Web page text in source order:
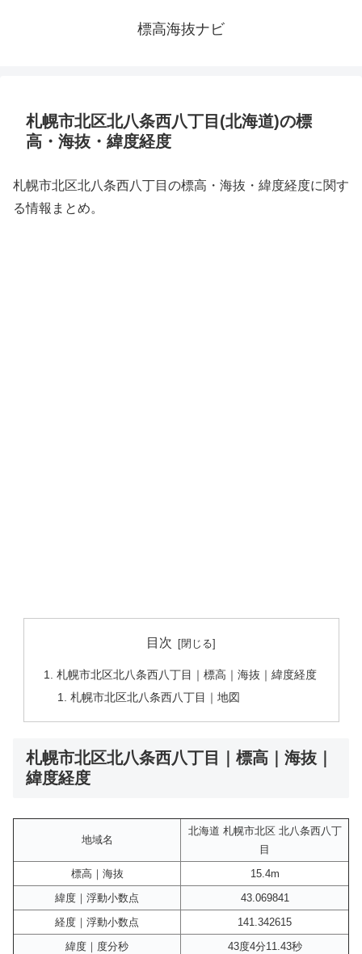
標高海抜ナビ
札幌市北区北八条西八丁目(北海道)の標
高・海抜・緯度経度
札幌市北区北八条西八丁目の標高・海抜・緯度経度に関す
る情報まとめ。
目次
札幌市北区北八条西八丁目｜標高｜海抜｜緯度経度
札幌市北区北八条西八丁目｜地図
札幌市北区北八条西八丁目｜標高｜海抜｜
緯度経度
地域名
北海道 札幌市北区 北八条西八丁
目
標高｜海抜
15.4m
緯度｜浮動小数点
43.069841
経度｜浮動小数点
141.342615
緯度｜度分秒
43度4分11.43秒